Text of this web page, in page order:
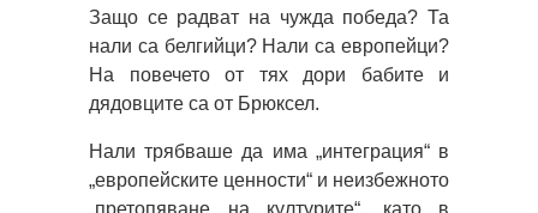
Защо се радват на чужда победа? Та
нали са белгийци? Нали са европейци?
На повечето от тях дори бабите и
дядовците са от Брюксел.
Нали трябваше да има „интеграция“ в
„европейските ценности“ и неизбежното
„претопяване на културите“, като в